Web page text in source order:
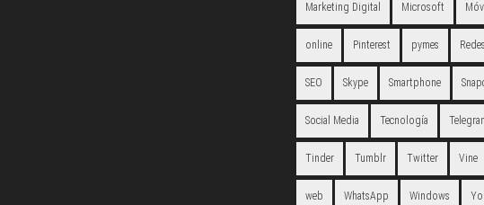
Marketing Digital Microsoft
online Pinterest pymes
SEO Skype Smartphone
Social Media Tecnología
Tinder Tumblr Twitter Vine
web WhatsApp Windows